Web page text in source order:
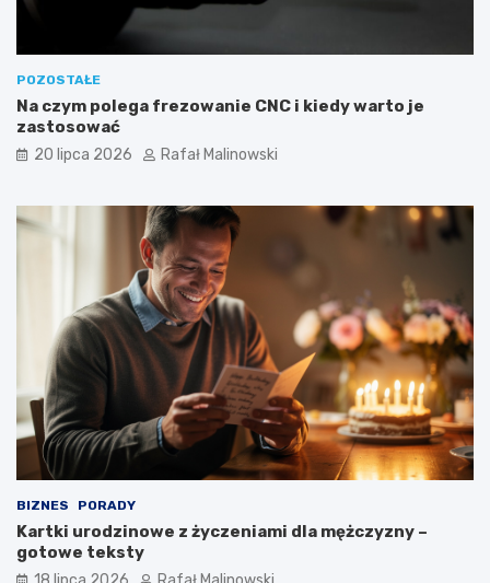
POZOSTAŁE
Na czym polega frezowanie CNC i kiedy warto je
zastosować
20 lipca 2026 Rafał Malinowski
BIZNES PORADY
Kartki urodzinowe z życzeniami dla mężczyzny –
gotowe teksty